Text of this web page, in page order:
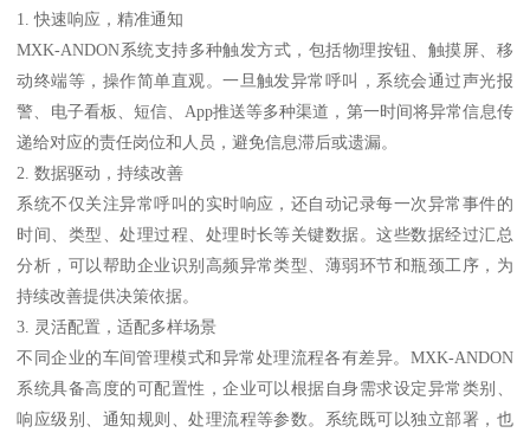
1. 快速响应，精准通知
MXK-ANDON系统支持多种触发方式，包括物理按钮、触摸屏、移
动终端等，操作简单直观。一旦触发异常呼叫，系统会通过声光报
警、电子看板、短信、App推送等多种渠道，第一时间将异常信息传
递给对应的责任岗位和人员，避免信息滞后或遗漏。
2. 数据驱动，持续改善
系统不仅关注异常呼叫的实时响应，还自动记录每一次异常事件的
时间、类型、处理过程、处理时长等关键数据。这些数据经过汇总
分析，可以帮助企业识别高频异常类型、薄弱环节和瓶颈工序，为
持续改善提供决策依据。
3. 灵活配置，适配多样场景
不同企业的车间管理模式和异常处理流程各有差异。MXK-ANDON
系统具备高度的可配置性，企业可以根据自身需求设定异常类别、
响应级别、通知规则、处理流程等参数。系统既可以独立部署，也